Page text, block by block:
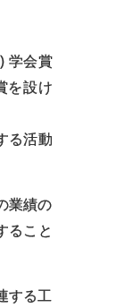
学会賞
を設け
る活動
業績の
ること
する工